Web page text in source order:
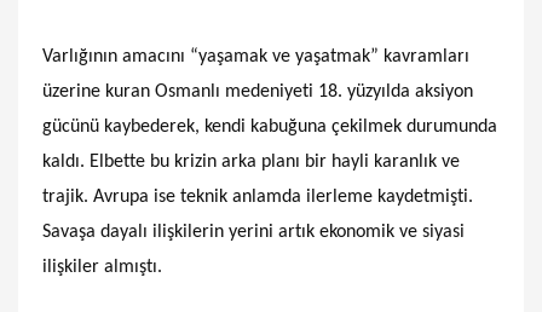
Varlığının amacını “yaşamak ve yaşatmak” kavramları
üzerine kuran Osmanlı medeniyeti 18. yüzyılda aksiyon
gücünü kaybederek, kendi kabuğuna çekilmek durumunda
kaldı. Elbette bu krizin arka planı bir hayli karanlık ve
trajik. Avrupa ise teknik anlamda ilerleme kaydetmişti.
Savaşa dayalı ilişkilerin yerini artık ekonomik ve siyasi
ilişkiler almıştı.